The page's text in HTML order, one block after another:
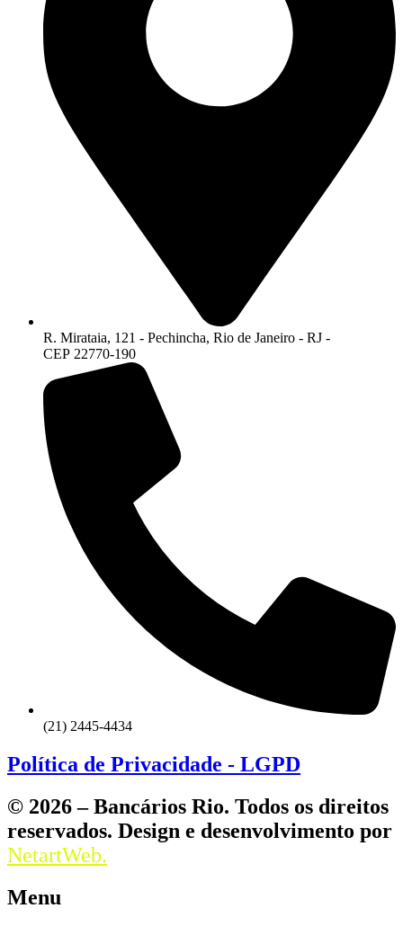
R. Mirataia, 121 - Pechincha, Rio de Janeiro - RJ -
CEP 22770-190
(21) 2445-4434
Política de Privacidade - LGPD
© 2026 – Bancários Rio. Todos os direitos
reservados. Design e desenvolvimento por
NetartWeb.
Menu